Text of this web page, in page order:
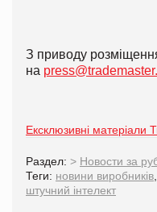
З приводу
на
Ексклюзивні матеріали
Раздел: > Новости за
Теги: новини виробників
штучний інтелект